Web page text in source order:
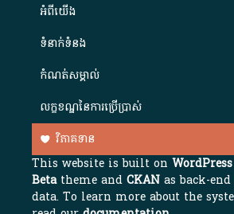
អំពី​យើង​
ទំនាក់ទំនង
កំណត់សម្គាល់
លក្ខខណ្ឌនៃការប្រើប្រាស់
វិភាគទាន
This website is built onWordPress
Betatheme andCKAN as back-
data. To learn more about the